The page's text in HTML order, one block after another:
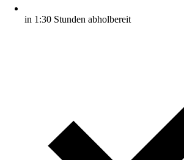
in 1:30 Stunden abholbereit